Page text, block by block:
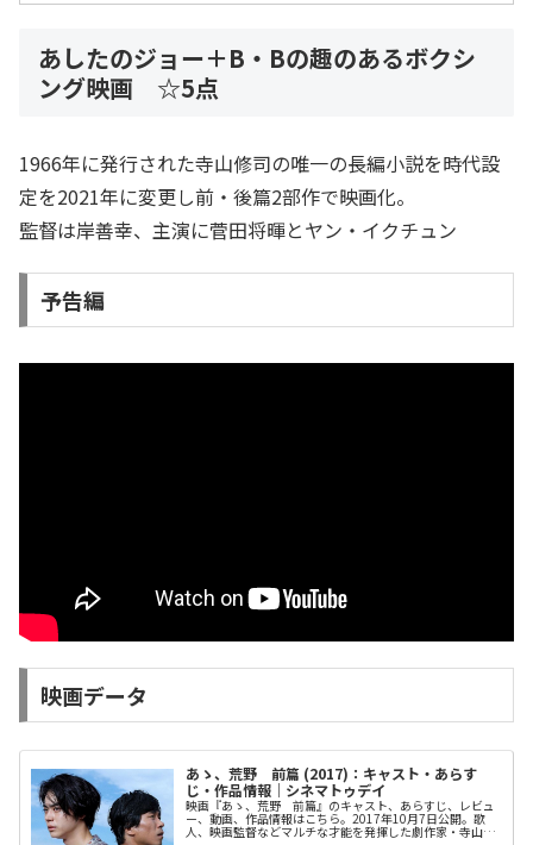
あしたのジョー＋B・Bの趣のあるボクシ
ング映画 ☆5点
1966年に発行された寺山修司の唯一の長編小説を時代設
定を2021年に変更し前・後篇2部作で映画化。
監督は岸善幸、主演に菅田将暉とヤン・イクチュン
予告編
映画データ
あゝ、荒野 前篇 (2017)：キャスト・あらす
じ・作品情報｜シネマトゥデイ
映画『あゝ、荒野 前篇』のキャスト、あらすじ、レビュ
ー、動画、作品情報はこちら。2017年10月7日公開。歌
人、映画監督などマルチな才能を発揮した劇作家・寺山修